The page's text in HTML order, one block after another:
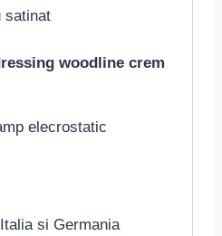
satinat
woodline crem
elecrostatic
si Germania